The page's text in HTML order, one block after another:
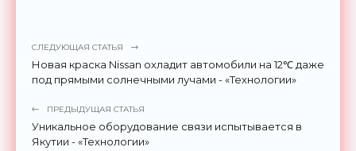
СЛЕДУЮЩАЯ СТАТЬЯ
Новая краска Nissan охладит автомобили на 12℃ даже
под прямыми солнечными лучами - «Технологии»
ПРЕДЫДУЩАЯ СТАТЬЯ
Уникальное оборудование связи испытывается в
Якутии - «Технологии»